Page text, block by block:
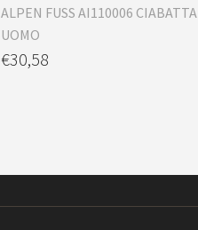
ALPEN FUSS AI110006 CIABATTA
UOMO
€30,58